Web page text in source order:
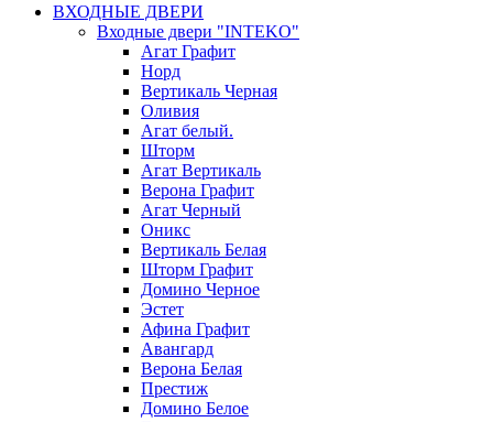
ВХОДНЫЕ ДВЕРИ
Входные двери "INTEKO"
Агат Графит
Норд
Вертикаль Черная
Оливия
Агат белый.
Шторм
Агат Вертикаль
Верона Графит
Агат Черный
Оникс
Вертикаль Белая
Шторм Графит
Домино Черное
Эстет
Афина Графит
Авангард
Верона Белая
Престиж
Домино Белое